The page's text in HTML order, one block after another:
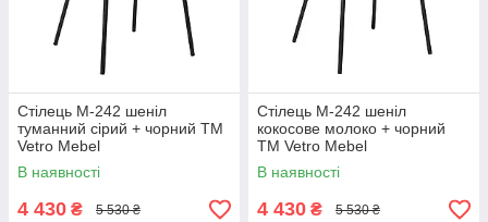
Стілець M-242 шеніл
туманний сірий + чорний TM
Vetro Mebel
В наявності
4 430 ₴ 5 530 ₴
Стілець M-242 шеніл
кокосове молоко + чорний
TM Vetro Mebel
В наявності
4 430 ₴ 5 530 ₴